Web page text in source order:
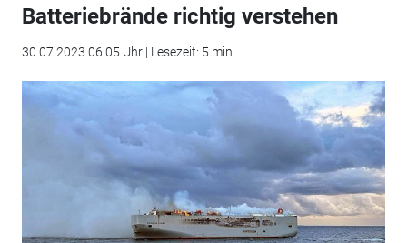
Batteriebrände richtig verstehen
30.07.2023 06:05 Uhr | Lesezeit: 5 min